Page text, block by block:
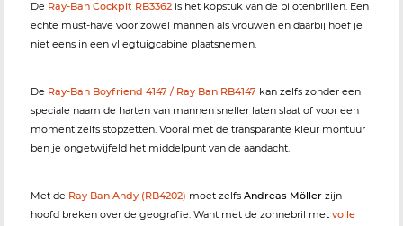
De Ray-Ban Cockpit RB3362 is het kopstuk van de pilotenbrillen. Een
echte must-have voor zowel mannen als vrouwen en daarbij hoef je
niet eens in een vliegtuigcabine plaatsnemen.
De Ray-Ban Boyfriend 4147 / Ray Ban RB4147 kan zelfs zonder een
speciale naam de harten van mannen sneller laten slaat of voor een
moment zelfs stopzetten. Vooral met de transparante kleur montuur
ben je ongetwijfeld het middelpunt van de aandacht.
Met de Ray Ban Andy (RB4202) moet zelfs Andreas Möller zijn
hoofd breken over de geografie. Want met de zonnebril met volle